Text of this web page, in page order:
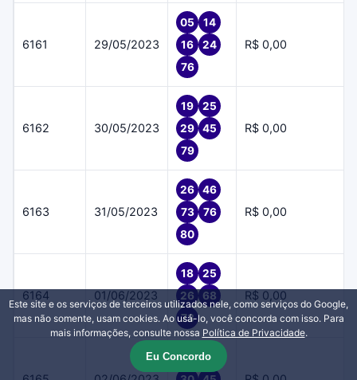
6161 29/05/2023
05
14
16
24
76
R$ 0,00
6162 30/05/2023
19
25
29
45
79
R$ 0,00
6163 31/05/2023
26
46
73
76
80
R$ 0,00
6164 01/06/2023
18
25
26
68
73
R$ 0,00
16
22
Este site e os serviços de terceiros utilizados nele, como serviços do Google,
mas não somente, usam cookies. Ao usá-lo, você concorda com isso. Para
mais informações, consulte nossa Política de Privacidade.
Eu Concordo